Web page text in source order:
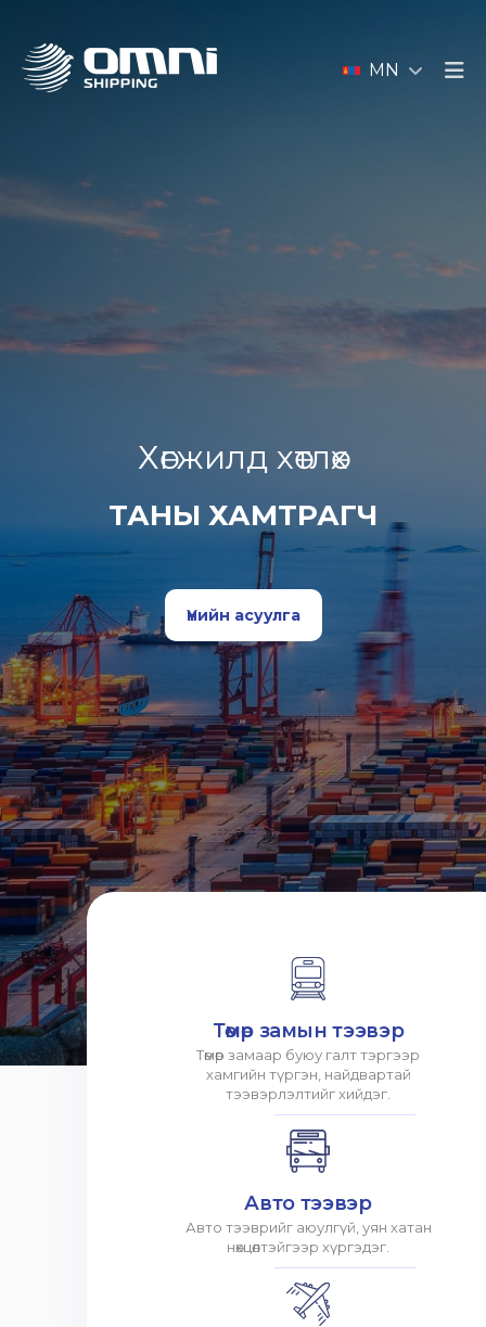
MN
Хөгжилд хөтлөх
ТАНЫ ХАМТРАГЧ
Үнийн асуулга
Төмөр замын тээвэр
Төмөр замаар буюу галт тэргээр
хамгийн түргэн, найдвартай
тээвэрлэлтийг хийдэг.
Авто тээвэр
Авто тээврийг аюулгүй, уян хатан
нөхцөлтэйгээр хүргэдэг.